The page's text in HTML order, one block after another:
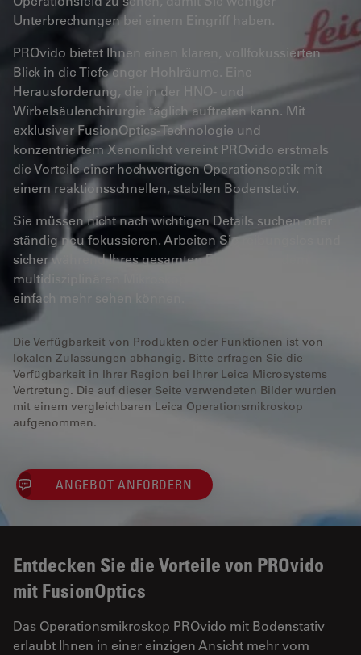
Unterbrechungen bei einem Eingriff haben.
PROvido bietet Ihnen einen klaren, vollfokussierten
Blick in die Tiefe enger Hohlräume. Eine
Herausforderung, die in der HNO- und
Wirbelsäulenchirurgie täglich auftreten kann. Mit
exklusiver FusionOptics-Technologie und
konzentriertem Xenonlicht vereint PROvido erstmals
die Vorteile einer hochwertigen Operationsoptik mit
einem reaktionsschnellen, stabilen Bodenstativ.
Sie müssen nicht nach wichtigen Details suchen oder
ständig neu fokussieren. Arbeiten Sie reibungslos und
sicher während Ihres gesamten Eingriffs mit dem
multidisziplinären Mikroskop PROvido, mit dem Sie
einfach mehr sehen können.
Die Verfügbarkeit von Produkten oder Funktionen ist von
lokalen Zulassungen abhängig. Bitte erfragen Sie die
Verfügbarkeit in Ihrer Region bei Ihrer Leica Microsystems
Vertretung. Die auf dieser Seite verwendeten Bilder wurden
mit einem vergleichbaren Leica Operationsmikroskop
aufgenommen.
ANGEBOT ANFORDERN
Entdecken Sie die Vorteile von PROvido
mit FusionOptics
Das Operationsmikroskop PROvido mit Bodenstativ
erlaubt Ihnen in einer einzigen Ansicht mehr vom